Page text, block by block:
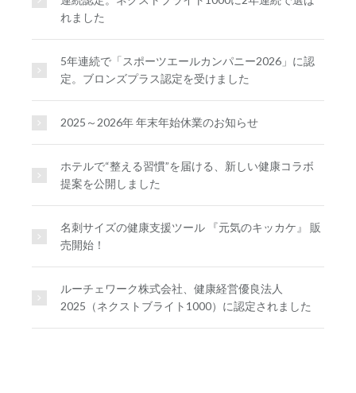
れました
5年連続で「スポーツエールカンパニー2026」に認
定。ブロンズプラス認定を受けました
2025～2026年 年末年始休業のお知らせ
ホテルで“整える習慣”を届ける、新しい健康コラボ
提案を公開しました
名刺サイズの健康支援ツール 『元気のキッカケ』 販
売開始！
ルーチェワーク株式会社、健康経営優良法人
2025（ネクストブライト1000）に認定されました